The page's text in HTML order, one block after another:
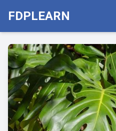
FDPLEARN